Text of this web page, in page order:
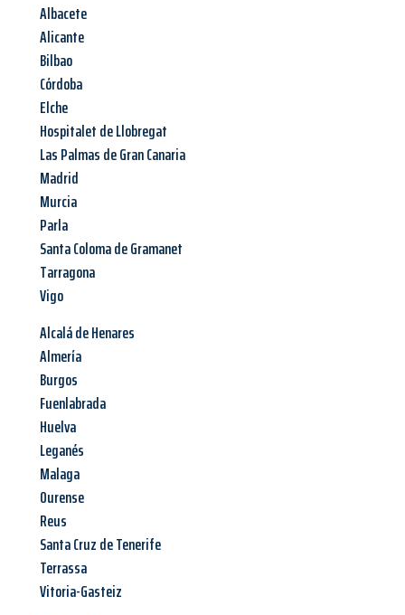
Albacete
Alicante
Bilbao
Córdoba
Elche
Hospitalet de Llobregat
Las Palmas de Gran Canaria
Madrid
Murcia
Parla
Santa Coloma de Gramanet
Tarragona
Vigo
Alcalá de Henares
Almería
Burgos
Fuenlabrada
Huelva
Leganés
Malaga
Ourense
Reus
Santa Cruz de Tenerife
Terrassa
Vitoria-Gasteiz